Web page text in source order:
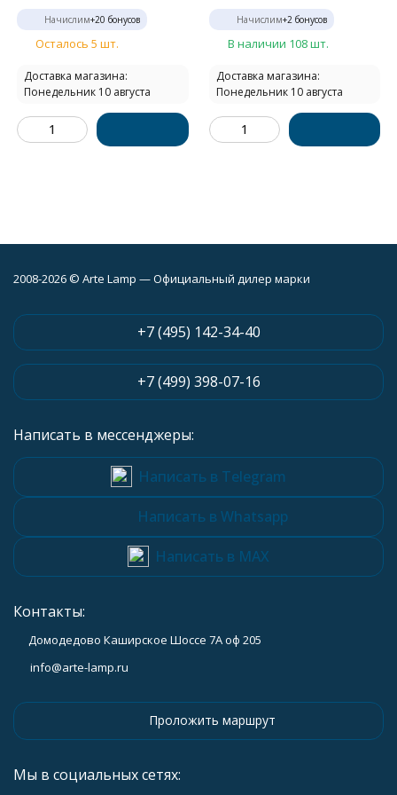
Начислим+20 бонусов
Осталось 5 шт.
Доставка магазина:
Понедельник 10 августа
Начислим+2 бонусов
В наличии 108 шт.
Доставка магазина:
Понедельник 10 августа
2008-2026 © Arte Lamp — Официальный дилер марки
+7 (495) 142-34-40
+7 (499) 398-07-16
Написать в мессенджеры:
Написать в Telegram
Написать в Whatsapp
Написать в MAX
Контакты:
Домодедово Каширское Шоссе 7А оф 205
info@arte-lamp.ru
Проложить маршрут
Мы в социальных сетях: